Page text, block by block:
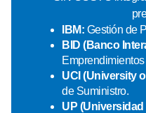
IBM: Gestión de
BID (Banco
UCI (University
de Suministro.
UP